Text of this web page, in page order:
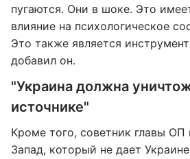
пугаются. Они в шоке. Это
влияние на психологическое
Это также является
добавил он.
"Украина должна
источнике"
Кроме того, советник главы ОП
Запад, который не дает